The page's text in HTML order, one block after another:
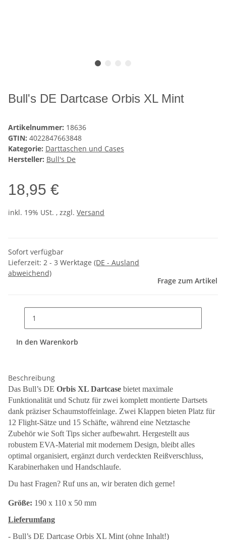
Bull's DE Dartcase Orbis XL Mint
Artikelnummer: 18636
GTIN: 4022847663848
Kategorie: Darttaschen und Cases
Hersteller: Bull's De
18,95 €
inkl. 19% USt. , zzgl. Versand
Sofort verfügbar
Lieferzeit: 2 - 3 Werktage (DE - Ausland
abweichend)
Frage zum Artikel
In den Warenkorb
Beschreibung
Das Bull’s DE Orbis XL Dartcase bietet maximale
Funktionalität und Schutz für zwei komplett montierte Dartsets
dank präziser Schaumstoffeinlage. Zwei Klappen bieten Platz für
12 Flight-Sätze und 15 Schäfte, während eine Netztasche
Zubehör wie Soft Tips sicher aufbewahrt. Hergestellt aus
robustem EVA-Material mit modernem Design, bleibt alles
optimal organisiert, ergänzt durch verdeckten Reißverschluss,
Karabinerhaken und Handschlaufe.
Du hast Fragen? Ruf uns an, wir beraten dich gerne!
Größe: 190 x 110 x 50 mm
Lieferumfang
- Bull’s DE Dartcase Orbis XL Mint (ohne Inhalt!)